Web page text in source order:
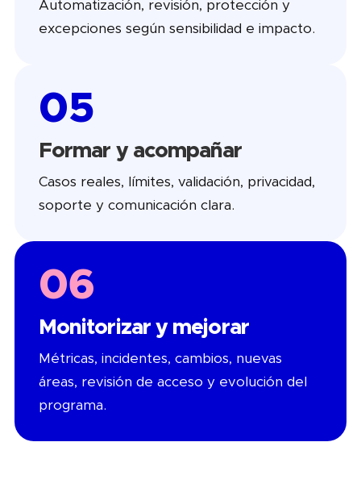
Automatización, revisión, protección y
excepciones según sensibilidad e impacto.
05
Formar y acompañar
Casos reales, límites, validación, privacidad,
soporte y comunicación clara.
06
Monitorizar y mejorar
Métricas, incidentes, cambios, nuevas
áreas, revisión de acceso y evolución del
programa.